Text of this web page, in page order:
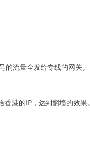
的流量全发给专线的网关。
港的IP，达到翻墙的效果。